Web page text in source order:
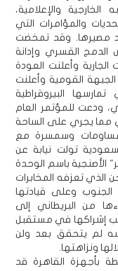
والإعلامية،
والمؤامرات التي
مصيرها. وقد تمخضت
القسري وإدانة
الجارية وأعلنت العودة
القومية وأعلنت
البيروقراطية
ودعت للمؤتمر العام
مما يجري على الساحة
وسمسرة مع
تولت نيابة عن
الأصنجية باسم الوحدة
الذي تعزفه المخابرات
الجنوب وعلى قيادتها
من البريطاني إلى
إشراكها في مستقبل
لم يتحقق بعد ولن
ونزاهتها.
بأجهزة القاهرة قد